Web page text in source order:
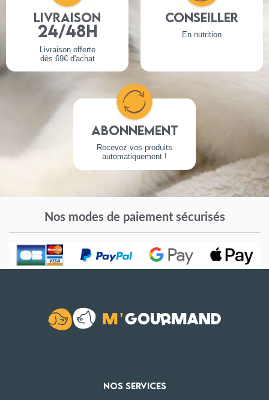
Livraison
24/48h
Livraison offerte
dès 69€ d'achat
Conseiller
En nutrition
Abonnement
Recevez vos produits
automatiquement !
Nos modes de paiement sécurisés
NOS SERVICES